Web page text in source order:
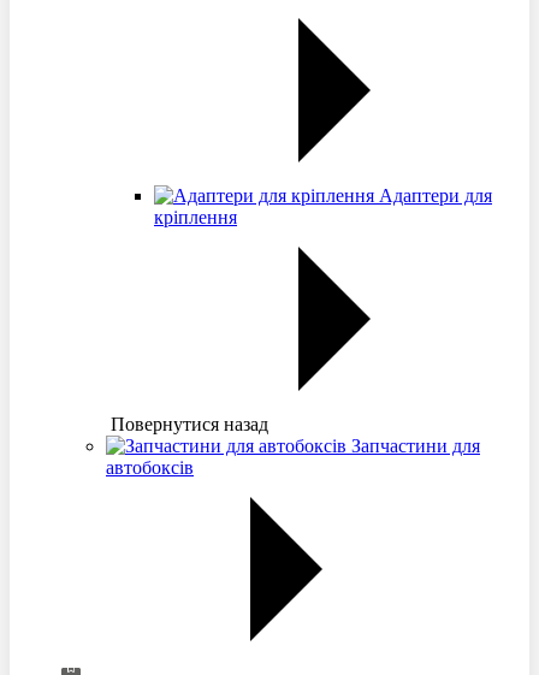
Адаптери для
кріплення
Повернутися назад
Запчастини для
автобоксів